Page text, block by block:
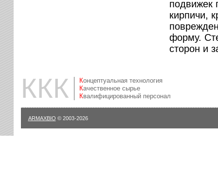
подвижек
кирпичи,
форму.
сторон и
ККК
Концептуальная технология
Качественное сырье
Квалифицированный персонал
ARMAXBIO © 2003-2026